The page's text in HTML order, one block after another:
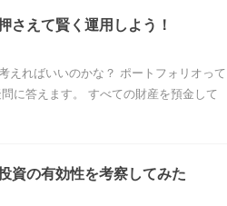
さえて賢く運用しよう！
えればいいのかな？ ポートフォリオって
に答えます。 すべての財産を預金して
資の有効性を考察してみた